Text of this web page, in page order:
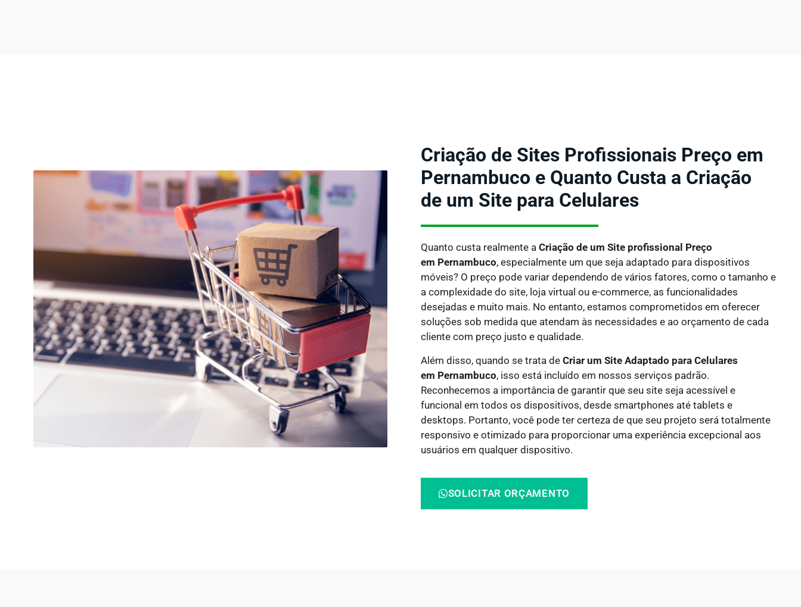
Criação de Sites Profissionais Preço em
Pernambuco e Quanto Custa a Criação
de um Site para Celulares
Quanto custa realmente a Criação de um Site profissional Preço
em Pernambuco, especialmente um que seja adaptado para dispositivos
móveis? O preço pode variar dependendo de vários fatores, como o tamanho e
a complexidade do site, loja virtual ou e-commerce, as funcionalidades
desejadas e muito mais. No entanto, estamos comprometidos em oferecer
soluções sob medida que atendam às necessidades e ao orçamento de cada
cliente com preço justo e qualidade.
Além disso, quando se trata de Criar um Site Adaptado para Celulares
em Pernambuco, isso está incluído em nossos serviços padrão.
Reconhecemos a importância de garantir que seu site seja acessível e
funcional em todos os dispositivos, desde smartphones até tablets e
desktops. Portanto, você pode ter certeza de que seu projeto será totalmente
responsivo e otimizado para proporcionar uma experiência excepcional aos
usuários em qualquer dispositivo.
SOLICITAR ORÇAMENTO